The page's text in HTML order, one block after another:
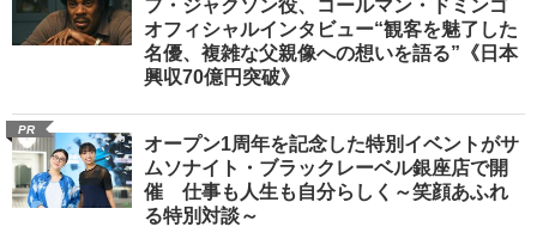
フ・ジャクソン役、コールマン・ドミンゴ
オフィシャルインタビュー“観客を魅了した
名優、複雑な父親像への想いを語る”《日本
興収70億円突破》
PR
オープン1周年を記念した特別イベントがサ
ムソナイト・ブラックレーベル銀座店で開
催 仕事も人生も自分らしく～笑顔あふれ
る特別対談～